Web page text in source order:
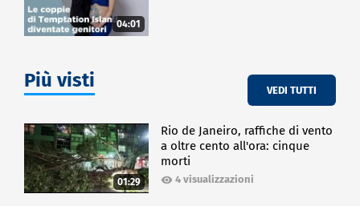
04:01
Più visti VEDI TUTTI
01:29
Rio de Janeiro, raffiche di vento
a oltre cento all'ora: cinque
morti
4 visualizzazioni